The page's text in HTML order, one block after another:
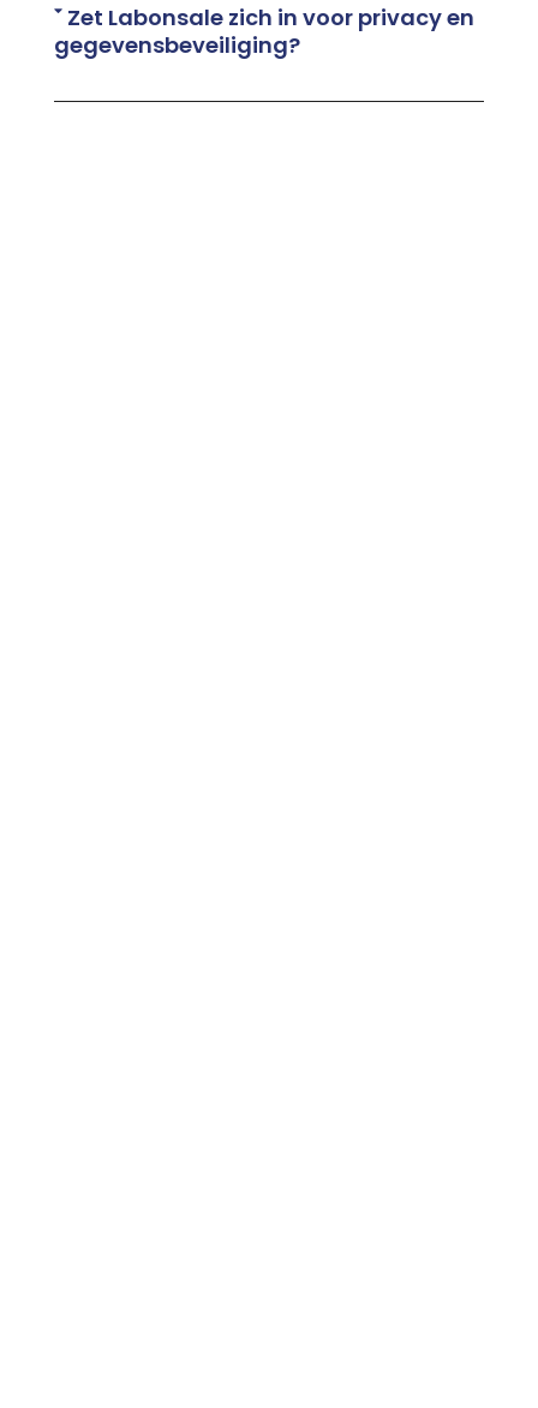
Zet Labonsale zich in voor privacy en
gegevensbeveiliging?